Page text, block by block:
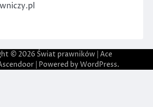
© 2026 Świat prawników| Ace
| Powered by WordPress.